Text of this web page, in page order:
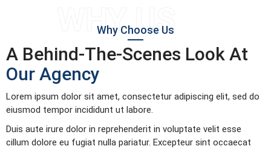
WHY US
Why Choose Us
A Behind-The-Scenes Look At
Our Agency
Lorem ipsum dolor sit amet, consectetur adipiscing elit, sed do
eiusmod tempor incididunt ut labore.
Duis aute irure dolor in reprehenderit in voluptate velit esse
cillum dolore eu fugiat nulla pariatur. Excepteur sint occaecat